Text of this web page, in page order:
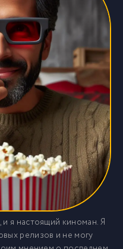
я настоящий киноман. Я
релизов и не могу